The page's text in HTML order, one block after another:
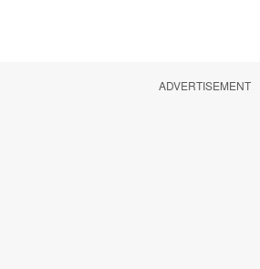
ADVERTISEMENT